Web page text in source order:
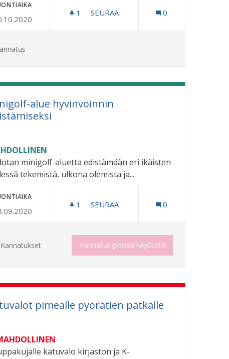
1 1 SEURAAJA
SEURAA 0
alue hyvinvoinnin
minigolf-aluetta edistämään eri ikäisten
tekemistä, ulkona olemista ja...
1 1 SEURAAJA
SEURAA 0
Kannatukset Kannatus poissa käytöstä
pimeälle pyörätien pätkälle
katuvalo kirjaston ja K-